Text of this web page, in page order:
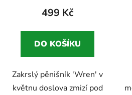
499 Kč
DO KOŠÍKU
Zakrslý pěnišník 'Wren' v
květnu doslova zmizí pod